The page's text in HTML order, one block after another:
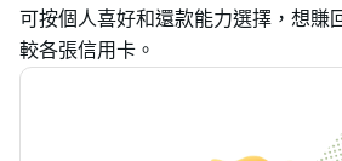
可按個人喜好和還款能力選擇，想賺
較各張信用卡。